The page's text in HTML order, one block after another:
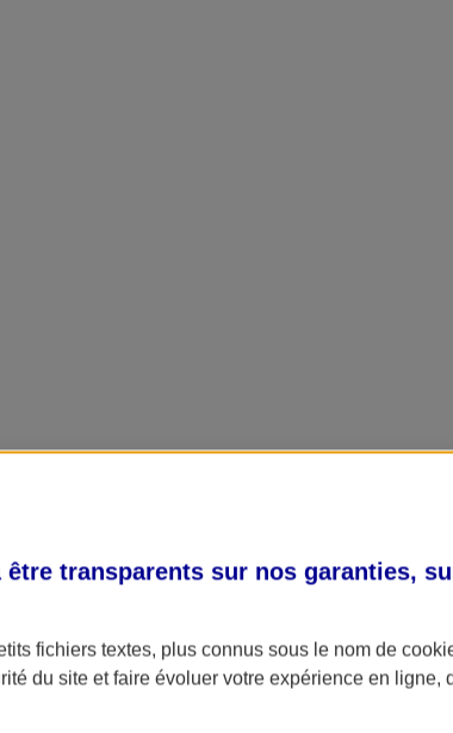
être transparents sur nos garanties,
fichiers textes, plus connus sous le nom de
du site et faire évoluer votre expérience en ligne,